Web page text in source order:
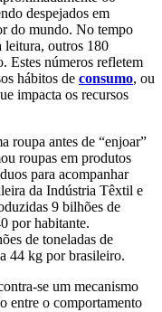
despejados em
do mundo. No tempo
leitura, outros 180
Estes números refletem
hábitos de consumo, ou
impacta os recursos
roupa antes de “enjoar”
roupas em produtos
para acompanhar
da Indústria Têxtil e
9 bilhões de
por habitante.
de toneladas de
44 kg por brasileiro.
se um mecanismo
entre o comportamento